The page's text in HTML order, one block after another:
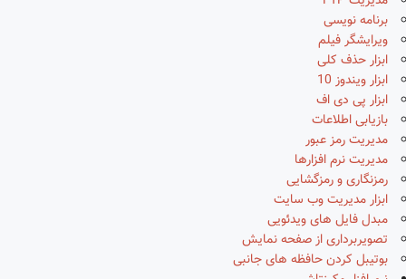
برنامه نویسی
ویرایشگر فیلم
ابزار حذف کلی
ابزار ویندوز 10
ابزار پی دی اف
بازیابی اطلاعات
مدیریت رمز عبور
مدیریت نرم افزارها
رمزنگاری و رمزگشایی
ابزار مدیریت وب سایت
مبدل فایل های ویدئویی
تصویربرداری از صفحه نمایش
بوتیبل کردن حافظه های جانبی